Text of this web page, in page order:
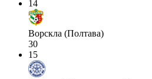
14
Ворскла (Полтава)
30
15